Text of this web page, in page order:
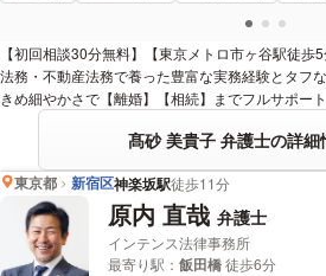
【初回相談30分無料】【東京メトロ市ヶ谷駅徒
法務・不動産法務で養った豊富な実務経験とタフ
きめ細やかさで【離婚】【相続】までフルサポート
髙砂 美貴子 弁護士の詳細
東京都 新宿区神楽坂駅徒歩11分
原内 直哉 弁護士
インテンス法律事務所
最寄り駅： 飯田橋徒歩6分